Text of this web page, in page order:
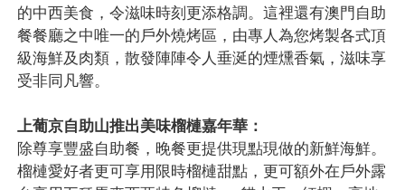
的中西美食，令滋味時刻更添格調。這裡還有澳門自助
餐餐廳之中唯一的戶外燒烤區，由專人為您烤製各式頂
級海鮮及肉類，散發陣陣令人垂涎的煙燻香氣，滋味享
受非同凡響。
上葡京自助山推出美味榴槤嘉年華：
除尊享豐盛自助餐，晚餐更提供現點現做的新鮮海鮮。
榴槤愛好者更可享用限時榴槤甜點，更可額外在戶外露